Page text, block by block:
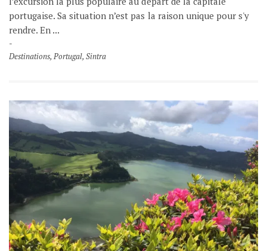
portugaise. Sa situation n’est pas la raison unique pour s'y
rendre. En ...
Destinations, Portugal,Sintra